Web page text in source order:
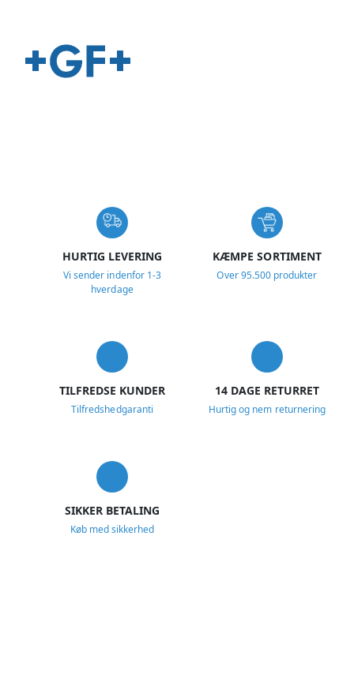
HURTIG LEVERING
Vi sender indenfor 1-3
hverdage
KÆMPE SORTIMENT
Over 95.500 produkter
TILFREDSE KUNDER
Tilfredshedgaranti
14 DAGE RETURRET
Hurtig og nem returnering
SIKKER BETALING
Køb med sikkerhed